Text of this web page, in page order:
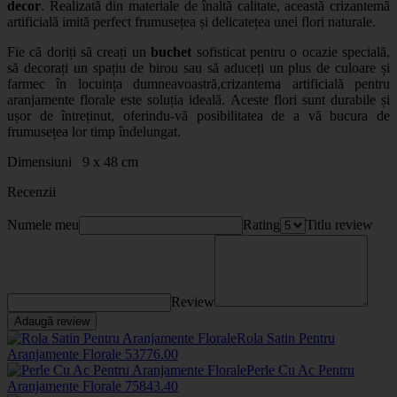
decor. Realizată din materiale de înaltă calitate, această crizantemă
artificială imită perfect frumusețea și delicatețea unei flori naturale.
Fie că doriți să creați unbuchet sofisticat pentru o ocazie specială,
să decorați un spațiu de birou sau să aduceți un plus de culoare și
farmec în locuința dumneavoastră,crizantema artificială pentru
aranjamente florale este soluția ideală. Aceste flori sunt durabile și
ușor de întreținut, oferindu-vă posibilitatea de a vă bucura de
frumusețea lor timp îndelungat.
Dimensiuni 9 x 48 cm
Recenzii
Numele meu Rating Titlu review
Review
Adaugă review
Rola Satin Pentru
Aranjamente Florale 53776.00
Perle Cu Ac Pentru
Aranjamente Florale 75843.40